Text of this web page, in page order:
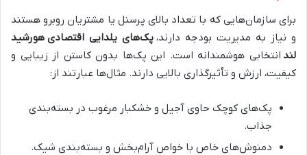
برای سازمان‌هایی که با تعداد بالای پرسنل یا مشتریان روبرو هستند
و نیاز به مدیریت بودجه دارند، پک‌های یلدایی اقتصادی هورشید
لند انتخابی هوشمندانه است. این پک‌ها بدون کاستن از زیبایی و
کیفیت، ارزش و تأثیرگذاری بالایی دارند. مثال‌ها عبارتند از:
پک‌های کوچک حاوی آجیل و خشکبار مرغوب در بسته‌بندی
جذاب.
دمنوش‌های خاص با خواص آرام‌بخش و بسته‌بندی شیک.